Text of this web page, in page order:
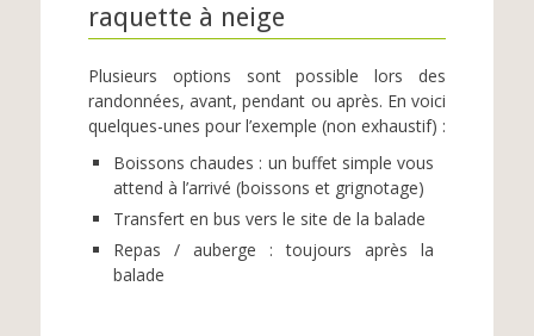
raquette à neige
Plusieurs options sont possible lors des
randonnées, avant, pendant ou après. En voici
quelques-unes pour l’exemple (non exhaustif) :
Boissons chaudes : un buffet simple vous
attend à l’arrivé (boissons et grignotage)
Transfert en bus vers le site de la balade
Repas / auberge : toujours après la
balade